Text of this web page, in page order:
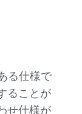
る仕様で
ることが
せ仕様が